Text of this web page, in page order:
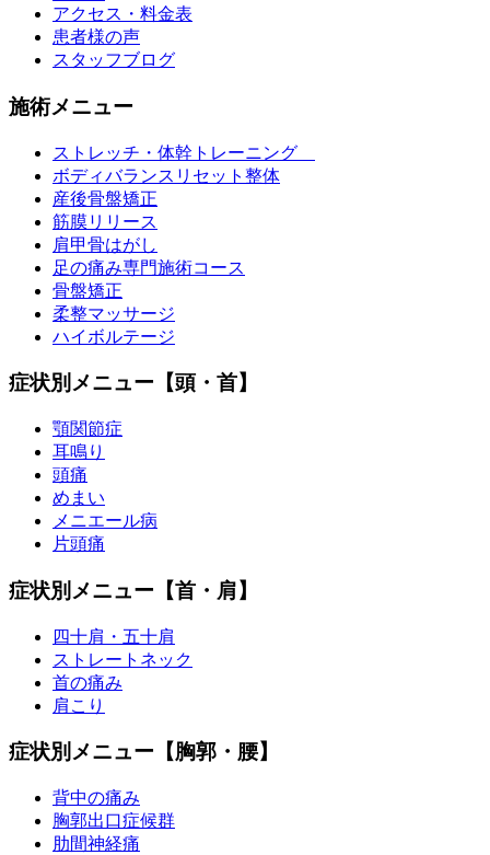
アクセス・料金表
患者様の声
スタッフブログ
施術メニュー
ストレッチ・体幹トレーニング
ボディバランスリセット整体
産後骨盤矯正
筋膜リリース
肩甲骨はがし
足の痛み専門施術コース
骨盤矯正
柔整マッサージ
ハイボルテージ
症状別メニュー【頭・首】
顎関節症
耳鳴り
頭痛
めまい
メニエール病
片頭痛
症状別メニュー【首・肩】
四十肩・五十肩
ストレートネック
首の痛み
肩こり
症状別メニュー【胸郭・腰】
背中の痛み
胸郭出口症候群
肋間神経痛